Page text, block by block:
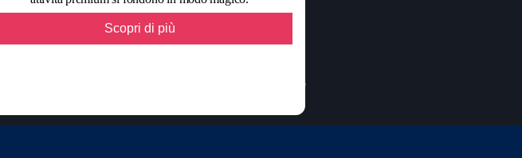
Scopri di più
SCEGLI LA TUA CAMERA